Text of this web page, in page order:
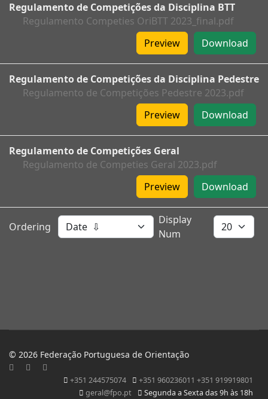
Regulamento de Competições da Disciplina BTT
Regulamento Competies OriBTT 2023_final.pdf
Download
Preview
Regulamento de Competições da Disciplina Pedestre
Regulamento de Competições Pedestre 2023.pdf
Download
Preview
Regulamento de Competições Geral
Regulamento de Competies Geral 2023.pdf
Download
Preview
Ordering
Display
Num
© 2026 Federação Portuguesa de Orientação
+351 244575074
+351 960236011 +351 919919801
geral@fpo.pt
Segunda a Sexta das 9h às 18h